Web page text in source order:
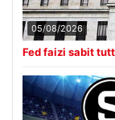
05/08/2026